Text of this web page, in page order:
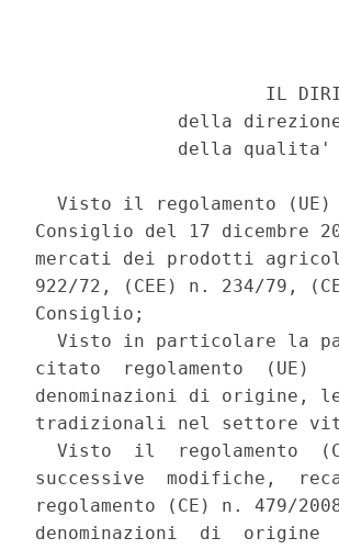
IL
della
della
Visto il regolamento
Consiglio del 17 dicembre
mercati dei prodotti
922/72, (CEE) n. 234/79,
Consiglio;
Visto in particolare la
citato  regolamento  (UE)
denominazioni di origine,
tradizionali nel settore
Visto  il  regolamento
successive  modifiche,
regolamento (CE) n. 479/
denominazioni  di